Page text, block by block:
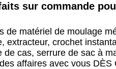
sur commande
matériel de moulage
crochet
cas, serrure de sac à
affaires avec vous DÈS